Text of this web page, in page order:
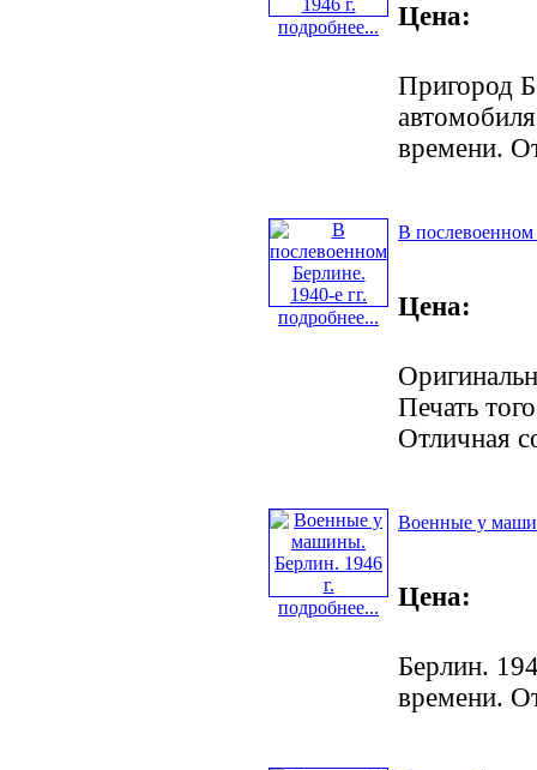
подробнее... Цена:
Пригород
времени.
подробнее...
В послевоенном
Цена:
Печать
Отличная
подробнее...
Военные у
Цена:
Берлин.
времени.